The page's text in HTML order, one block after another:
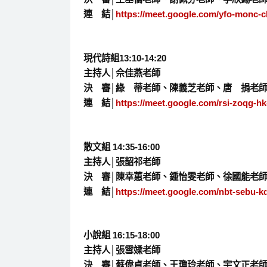
連 結│ https://meet.google.com/yfo-monc-
現代詩組13:10-14:20
主持人│佘佳燕老師
決 審│綠 蒂老師、陳義芝老師、唐 捐老師
連 結│ https://meet.google.com/rsi-zoqg-
散文組 14:35-16:00
主持人│張韶祁老師
決 審│陳幸蕙老師、鍾怡雯老師、徐國能老師
連 結│ https://meet.google.com/nbt-sebu-
小說組 16:15-18:00
主持人│張雪媃老師
決 審│蘇偉貞老師、王瓊玲老師、宇文正老師